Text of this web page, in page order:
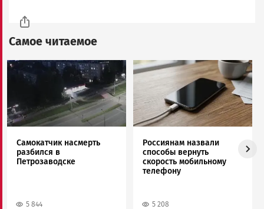
Самое читаемое
Image
Самокатчик насмерть
разбился в
Петрозаводске
5 844
Image
Россиянам назвали
способы вернуть
скорость мобильному
телефону
5 208